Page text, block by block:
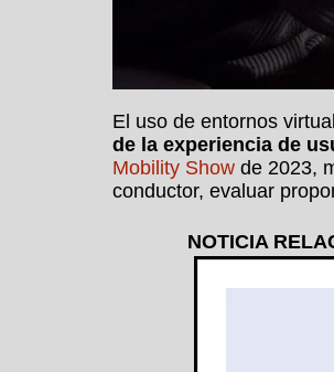
El uso de entornos
de la experiencia de
Mobility Show de 2023,
conductor, evaluar
NOTICIA